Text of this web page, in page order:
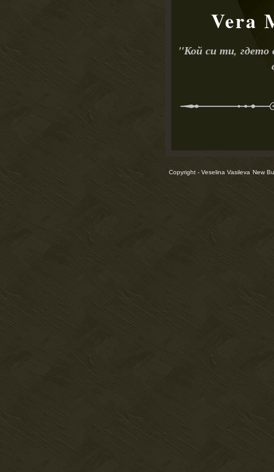
Vera
"Кой си ти, гдето
Copyright - Veselina Vasileva New